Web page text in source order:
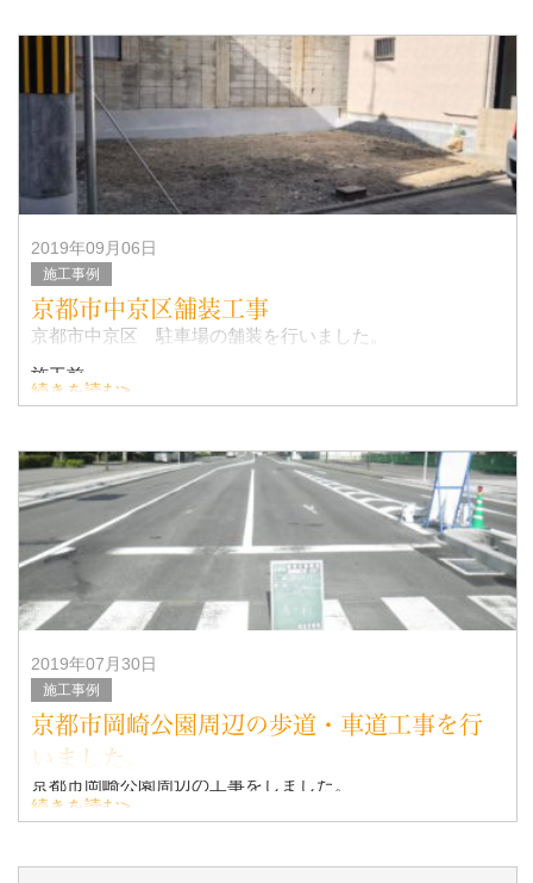
施工中
2019年09月06日
施工事例
京都市中京区舗装工事
京都市中京区 駐車場の舗装を行いました。
施工前
施工後
続きを読む>
2019年07月30日
施工事例
京都市岡崎公園周辺の歩道・車道工事を行
いました。
京都市岡崎公園周辺の工事をしました。
施工前
施工後
続きを読む>